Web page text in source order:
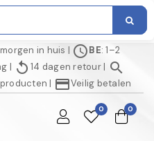
morgen in huis | scheduleBE: 1–2
| replay 14 dagen retour| search
| credit_cardVeilig betalen
0 0